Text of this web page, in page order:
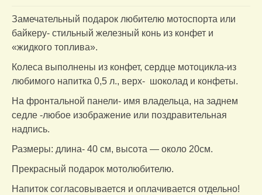
Замечательный подарок любителю мотоспорта или
байкеру- стильный железный конь из конфет и
«жидкого топлива».
Колеса выполнены из конфет, сердце мотоцикла-из
любимого напитка 0,5 л., верх- шоколад и конфеты.
На фронтальной панели- имя владельца, на заднем
седле -любое изображение или поздравительная
надпись.
Размеры: длина- 40 см, высота — около 20см.
Прекрасный подарок мотолюбителю.
Напиток согласовывается и оплачивается отдельно!